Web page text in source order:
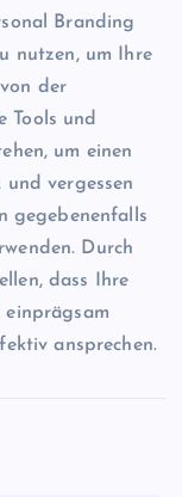
Branding
nutzen, um Ihre
der
Tools und
um einen
vergessen
gegebenenfalls
Durch
dass Ihre
ansprechen.